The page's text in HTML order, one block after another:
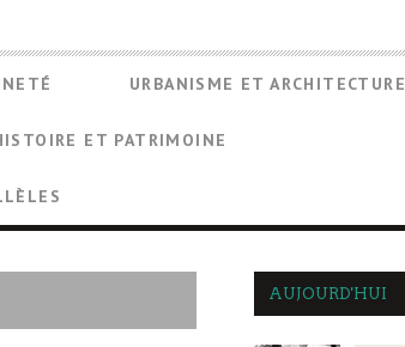
URBANISME ET ARCHITECTURE
ET PATRIMOINE
AUJOURD'HUI